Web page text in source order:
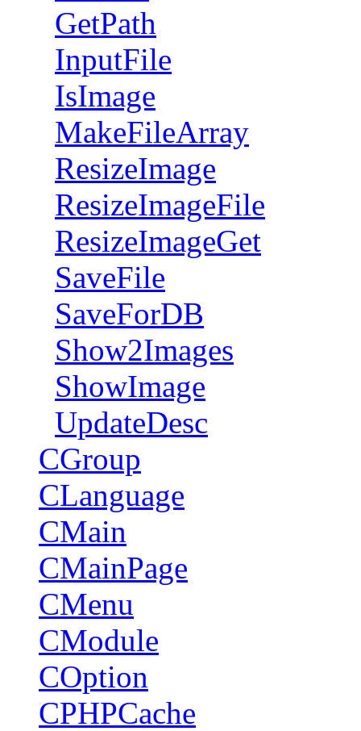
GetPath
InputFile
IsImage
MakeFileArray
ResizeImage
ResizeImageFile
ResizeImageGet
SaveFile
SaveForDB
Show2Images
ShowImage
UpdateDesc
CGroup
CLanguage
CMain
CMainPage
CMenu
CModule
COption
CPHPCache